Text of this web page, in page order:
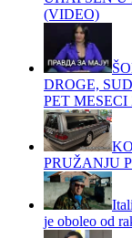
(VIDEO)
DROGE,
PET
PRUŽANJU
je oboleo od